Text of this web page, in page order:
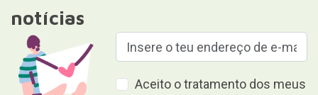
notícias
Aceito o tratamento dos meus